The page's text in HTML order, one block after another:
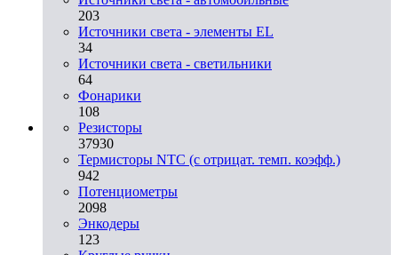
203
Источники света - элементы EL
34
Источники света - светильники
64
Фонарики
108
Резисторы
37930
Термисторы NTC (с отрицат. темп. коэфф.)
942
Потенциометры
2098
Энкодеры
123